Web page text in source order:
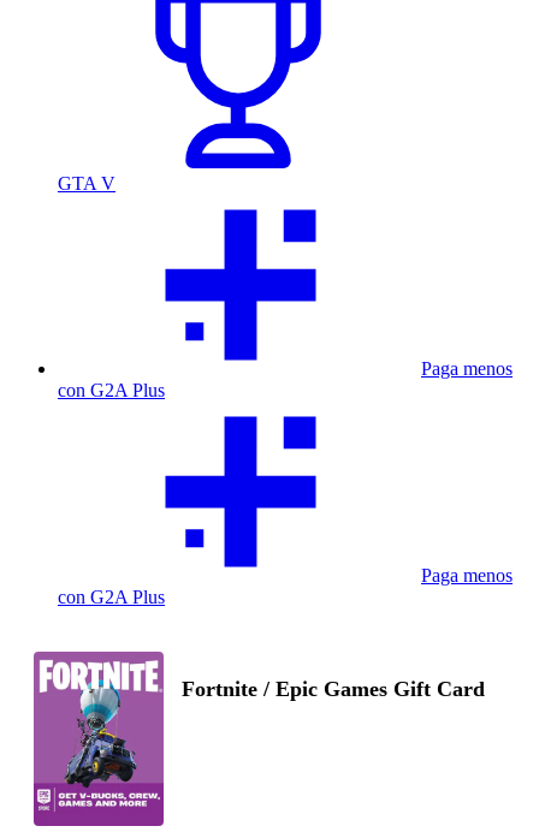
GTA V
Paga menos
con G2A Plus
Paga menos
con G2A Plus
Fortnite / Epic Games Gift Card